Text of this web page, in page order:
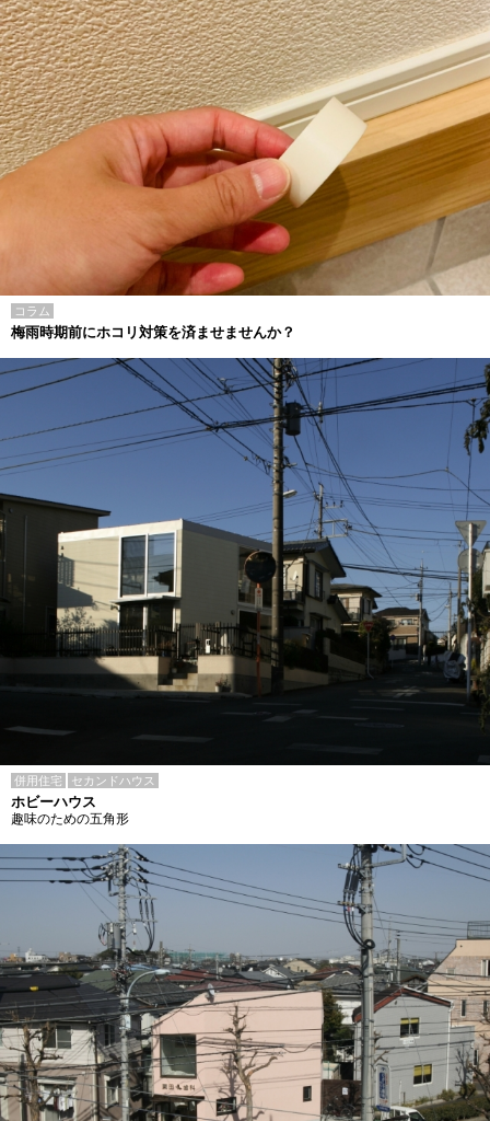
コラム
梅雨時期前にホコリ対策を済ませませんか？
併用住宅 セカンドハウス
ホビーハウス
趣味のための五角形